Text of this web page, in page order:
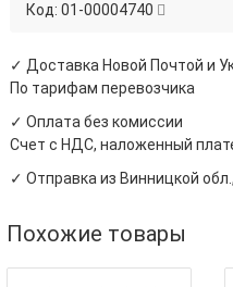
Код: 01-00004740
✓ Доставка Новой Почтой и
По тарифам перевозчика
✓ Оплата без комиссии
Счет с НДС, наложенный
✓ Отправка из Винницкой
Похожие товары